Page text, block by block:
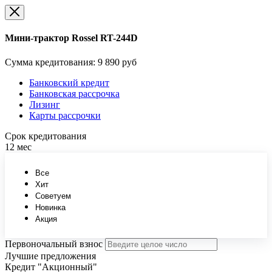
Мини-трактор Rossel RT-244D
Сумма кредитования: 9 890 руб
Банковский кредит
Банковская рассрочка
Лизинг
Карты рассрочки
Срок кредитования
12 мес
Все
Хит
Советуем
Новинка
Акция
Первоночальный взнос
Лучшие предложения
Кредит "Акционный"